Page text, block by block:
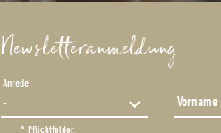
Newsletteranmeldung
Anrede
Vorname
* Pflichtfelder